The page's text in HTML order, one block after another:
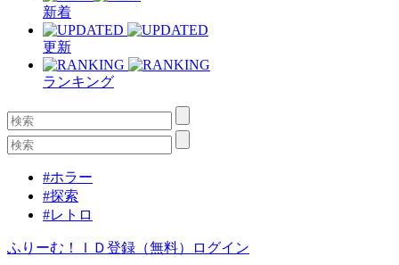
新着
更新
ランキング
#ホラー
#探索
#レトロ
ふりーむ！ＩＤ登録（無料） ログイン